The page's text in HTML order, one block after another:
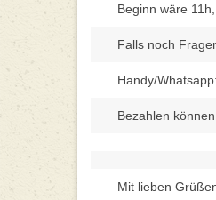
Beginn wäre
Falls noch
Handy/
Bezahlen
Mit lieben